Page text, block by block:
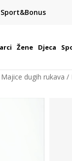
Sport&Bonus
SLUŽBA
i jednostavno
Žene Djeca
Majice dugih rukava